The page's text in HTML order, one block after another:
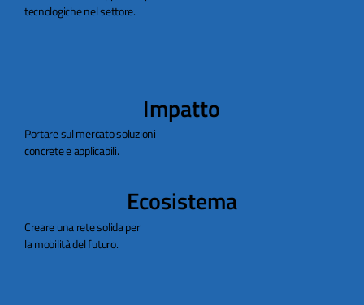
tecnologiche nel settore.
Impatto
Portare sul mercato soluzioni
concrete e applicabili.
Ecosistema
Creare una rete solida per
la mobilità del futuro.